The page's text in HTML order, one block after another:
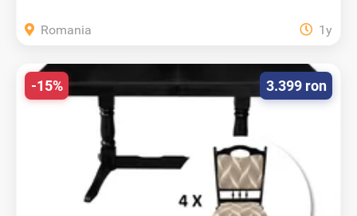
Romania 1y
3.399 ron
-15%